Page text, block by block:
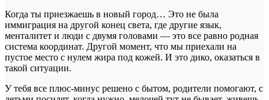
Когда ты приезжаешь в новый город… Это не была
иммиграция на другой конец света, где другие язык,
менталитет и люди с двумя головами — это все равно родная
система координат. Другой момент, что мы приехали на
пустое место с нулем жира под кожей. И это дико, оказаться в
такой ситуации.
У тебя все плюс-минус решено с бытом, родители помогают, с